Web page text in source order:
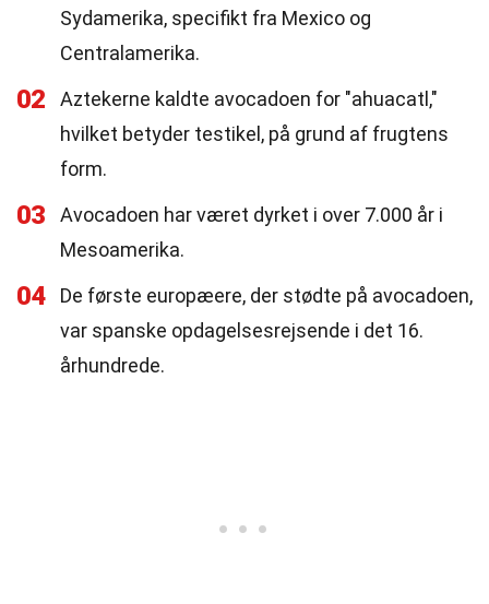
Sydamerika, specifikt fra Mexico og
Centralamerika.
02
Aztekerne kaldte avocadoen for "ahuacatl,"
hvilket betyder testikel, på grund af frugtens
form.
03
Avocadoen har været dyrket i over 7.000 år i
Mesoamerika.
04
De første europæere, der stødte på avocadoen,
var spanske opdagelsesrejsende i det 16.
århundrede.